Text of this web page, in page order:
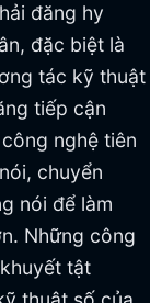
đăng hy
đặc biệt là
tác kỹ thuật
tiếp cận
nghệ tiên
chuyển
nói để làm
Những công
tật